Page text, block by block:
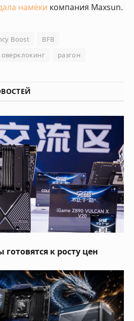
намёки компания Maxsun.
Boost
BFB
оверклокинг разгон
к росту цен